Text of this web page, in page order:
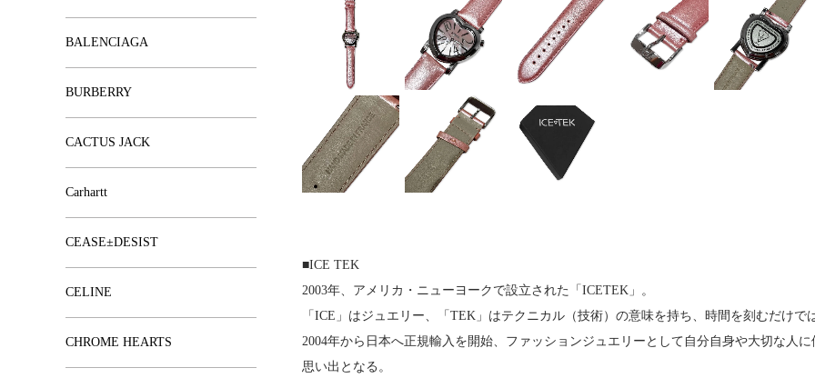
■ICE TEK
2003年、アメリカ・ニューヨークで設立された「ICETEK」。
「ICE」はジュエリー、「TEK」はテクニカル（技術）の意味を持ち、時間を刻むだけで
2004年から日本へ正規輸入を開始、ファッションジュエリーとして自分自身や大切な人
思い出となる。
BALENCIAGA
BURBERRY
CACTUS JACK
Carhartt
CEASE±DESIST
CELINE
CHROME HEARTS